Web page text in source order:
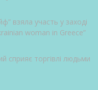
взяла участь у заході
woman in Greece”
сприяє торгівлі людьми